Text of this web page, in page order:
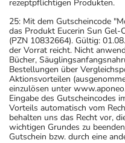
rezeptpflichtigen Produkten.
25: Mit dem Gutscheincode
das Produkt Eucerin Sun
(PZN 10832664). Gültig:
der Vorrat reicht. Nicht
Bücher,
Bestellungen über
Aktionsvorteilen
einzulösen unter
Eingabe des Gutscheincodes
Vorteils automatisch vom
behalten uns das Recht vor,
wichtigen Grundes zu
Gutschein bzw. durch eine